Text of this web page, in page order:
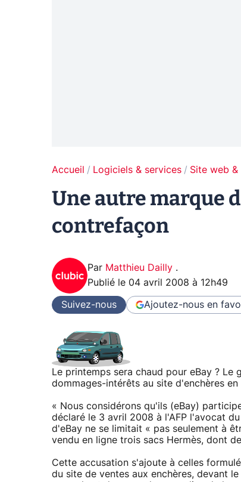
Accueil Logiciels & services Site web &
Une autre marque
contrefaçon
Par Matthieu Dailly .
Publié le 04 avril 2008 à 12h49
Suivez-nous Ajoutez-nous en
Le printemps sera chaud pour eBay ?
dommages-intérêts au site d'enchères
« Nous considérons qu'ils (eBay)
déclaré le 3 avril 2008 à l'AFP l'avocat
d'eBay ne se limitait « pas seulement à
vendu en ligne trois sacs Hermès, dont
Cette accusation s'ajoute à celles
du site de ventes aux enchères, devant